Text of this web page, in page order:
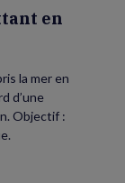
en
la mer en
d’une
Objectif :